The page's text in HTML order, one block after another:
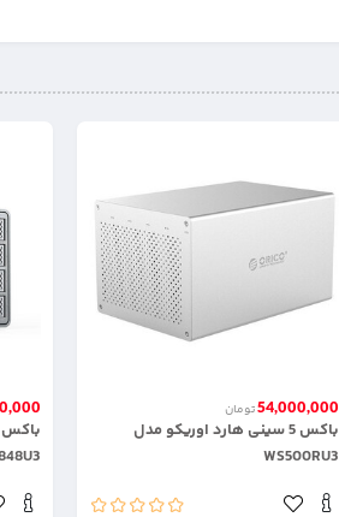
54,000,000تومان
باکس 5 سینی هارد اوریکو مدل
WS500RU3